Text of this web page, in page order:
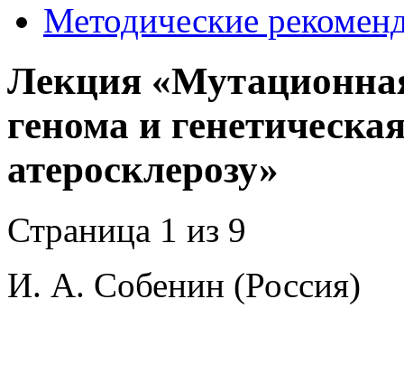
Методические
Лекция
генома и
атеросклерозу»
Страница 1 из 9
И. А. Собенин (Россия)